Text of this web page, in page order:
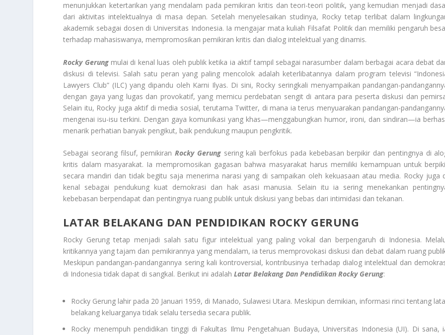
menunjukkan ketertarikan yang mendalam pada pemikiran kritis dan teori-teori politik, yang kemudian menjadi
dari aktivitas intelektualnya di masa depan. Setelah menyelesaikan studinya, Rocky tetap terlibat dalam
akademik sebagai dosen di Universitas Indonesia. Ia mengajar mata kuliah Filsafat Politik dan memiliki pengaruh
terhadap mahasiswanya, mempromosikan pemikiran kritis dan dialog intelektual yang dinamis.
Rocky Gerungmulai di kenal luas oleh publik ketika ia aktif tampil sebagai narasumber dalam berbagai acara debat
diskusi di televisi. Salah satu peran yang paling mencolok adalah keterlibatannya dalam program televisi
Lawyers Club” (ILC) yang dipandu oleh Karni Ilyas. Di sini, Rocky seringkali menyampaikan pandangan-
dengan gaya yang lugas dan provokatif, yang memicu perdebatan sengit di antara para peserta diskusi dan
Selain itu, Rocky juga aktif di media sosial, terutama Twitter, di mana ia terus menyuarakan pandangan-
mengenai isu-isu terkini. Dengan gaya komunikasi yang khas—menggabungkan humor, ironi, dan sindiran—ia
menarik perhatian banyak pengikut, baik pendukung maupun pengkritik.
Sebagai seorang filsuf, pemikiranRocky Gerungsering kali berfokus pada kebebasan berpikir dan pentingnya di
kritis dalam masyarakat. Ia mempromosikan gagasan bahwa masyarakat harus memiliki kemampuan untuk
secara mandiri dan tidak begitu saja menerima narasi yang di sampaikan oleh kekuasaan atau media. Rocky juga
kenal sebagai pendukung kuat demokrasi dan hak asasi manusia. Selain itu ia sering menekankan
kebebasan berpendapat dan pentingnya ruang publik untuk diskusi yang bebas dari intimidasi dan tekanan.
LATAR BELAKANG DAN PENDIDIKAN ROCKY GERUNG
Rocky Gerung tetap menjadi salah satu figur intelektual yang paling vokal dan berpengaruh di Indonesia.
kritikannya yang tajam dan pemikirannya yang mendalam, ia terus memprovokasi diskusi dan debat dalam ruang
Meskipun pandangan-pandangannya sering kali kontroversial, kontribusinya terhadap dialog intelektual dan
di Indonesia tidak dapat di sangkal. Berikut ini adalah Latar Belakang Dan Pendidikan Rocky Gerung:
Rocky Gerung lahir pada 20 Januari 1959, di Manado, Sulawesi Utara. Meskipun demikian, informasi rinci tentang
belakang keluarganya tidak selalu tersedia secara publik.
Rocky menempuh pendidikan tinggi di Fakultas Ilmu Pengetahuan Budaya, Universitas Indonesia (UI). Di sana,